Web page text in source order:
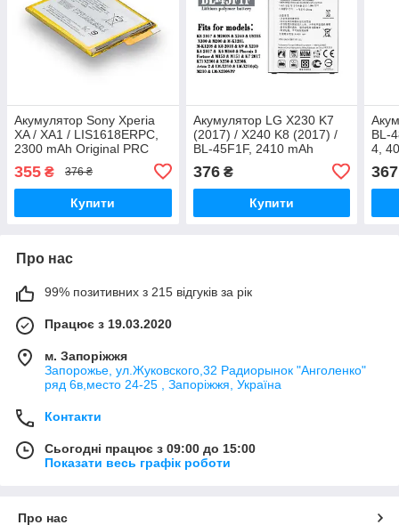
Акумулятор Sony Xperia
XA / XA1 / LIS1618ERPC,
2300 mAh Original PRC
355 ₴ 376 ₴
Купити
Акумулятор LG X230 K7
(2017) / X240 K8 (2017) /
BL-45F1F, 2410 mAh
376₴
Купити
BL-
4,
367
Про нас
99% позитивних з 215 відгуків за рік
Працює з 19.03.2020
м. Запоріжжя
Запорожье, ул.Жуковского,32 Радиорынок "Анголенко"
ряд 6в,место 24-25 , Запоріжжя, Україна
Контакти
Сьогодні працює з 09:00 до 15:00
Показати весь графік роботи
Про нас